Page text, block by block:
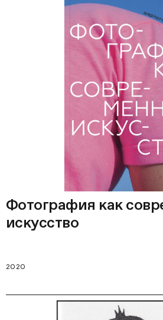
Фотография как
искусство
2020